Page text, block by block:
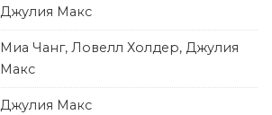
Джулия Макс
Миа Чанг, Ловелл Холдер, Джулия
Макс
Джулия Макс